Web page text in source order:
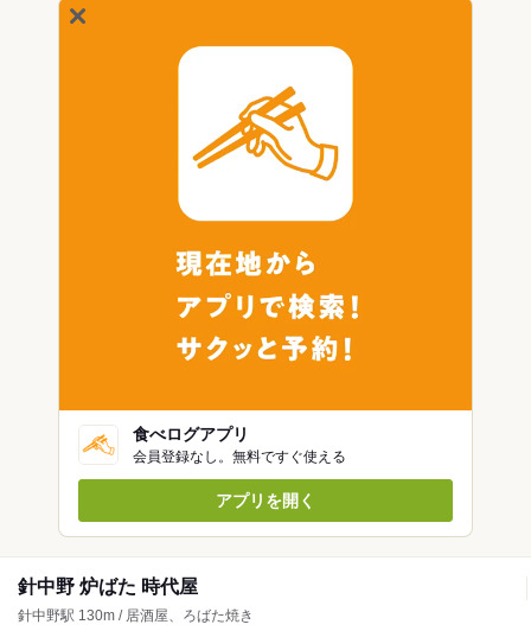
食べログアプリ
会員登録なし。無料ですぐ使える
アプリを開く
針中野 炉ばた 時代屋
針中野駅 130m / 居酒屋、ろばた焼き